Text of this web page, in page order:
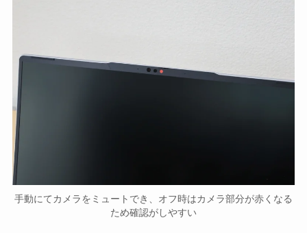
手動にてカメラをミュートでき、オフ時はカメラ部分が赤くなる
ため確認がしやすい